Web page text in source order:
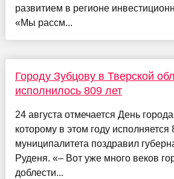
развитием в регионе
«Мы рассм...
Городу Зубцову в Тверской
исполнилось 809 лет
24 августа отмечается День
которому в этом году исполняется
муниципалитета поздравил
Руденя. «– Вот уже много веков
доблести...